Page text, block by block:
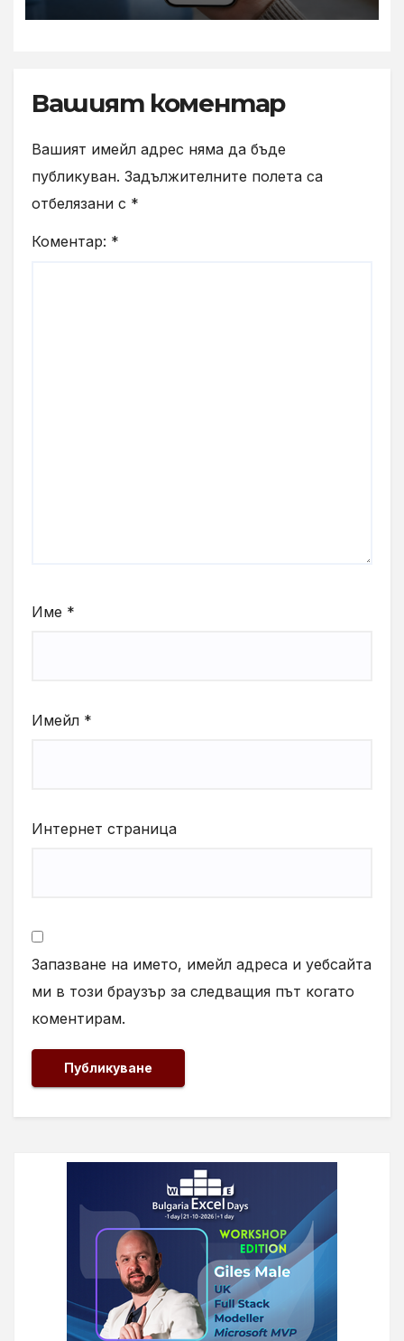
Вашият коментар
Вашият имейл адрес няма да бъде
публикуван. Задължителните полета са
отбелязани с *
Коментар: *
Име *
Имейл *
Интернет страница
Запазване на името, имейл адреса и уебсайта
ми в този браузър за следващия път когато
коментирам.